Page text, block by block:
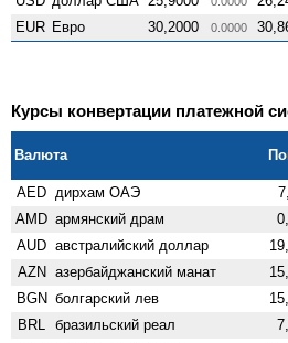
EUR Евро 30,2000 0.0000
Курсы конвертации платежной
Валюта
AED дирхам ОАЭ
AMD армянский драм
AUD австралийский доллар
AZN азербайджанский манат
BGN болгарский лев
BRL бразильский реал